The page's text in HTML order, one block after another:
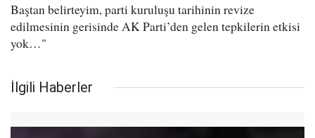
Baştan belirteyim, parti kuruluşu tarihinin revize
edilmesinin gerisinde AK Parti’den gelen tepkilerin etkisi
yok…"
İlgili Haberler